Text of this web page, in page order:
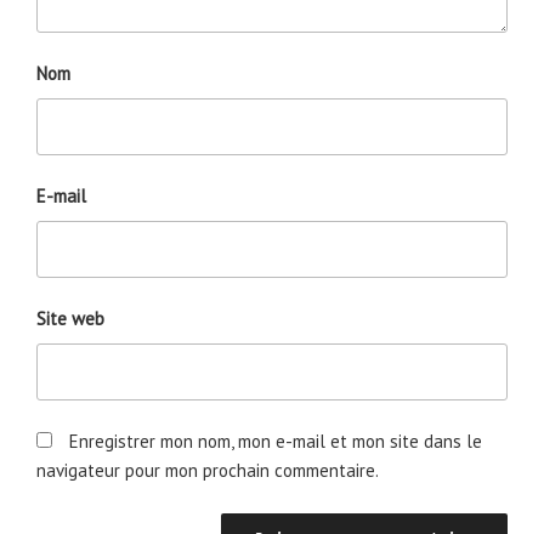
Nom
E-mail
Site web
Enregistrer mon nom, mon e-mail et mon site dans le
navigateur pour mon prochain commentaire.